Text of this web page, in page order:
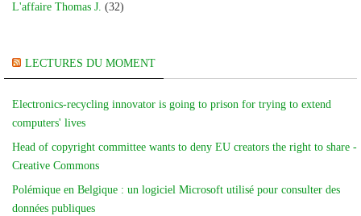
L'affaire Thomas J. (32)
LECTURES DU MOMENT
Electronics-recycling innovator is going to prison for trying to extend
computers' lives
Head of copyright committee wants to deny EU creators the right to share -
Creative Commons
Polémique en Belgique : un logiciel Microsoft utilisé pour consulter des
données publiques